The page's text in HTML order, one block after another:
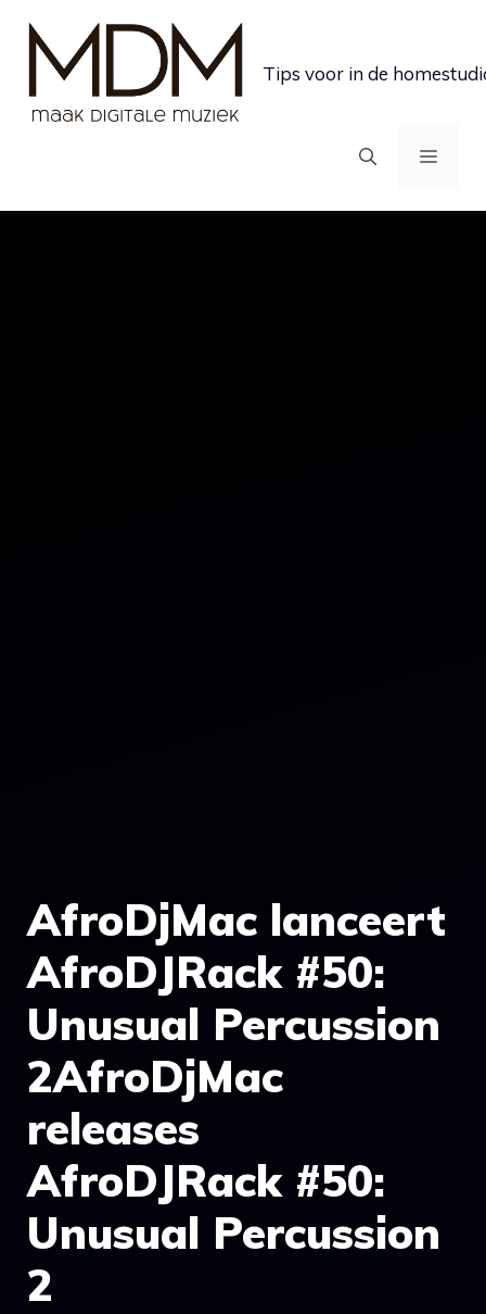
inhoud
Tips voor in de
MENU
AfroDjMac lanceert
AfroDJRack #50:
Unusual Percussion
2AfroDjMac
releases
AfroDJRack #50:
Unusual Percussion
2